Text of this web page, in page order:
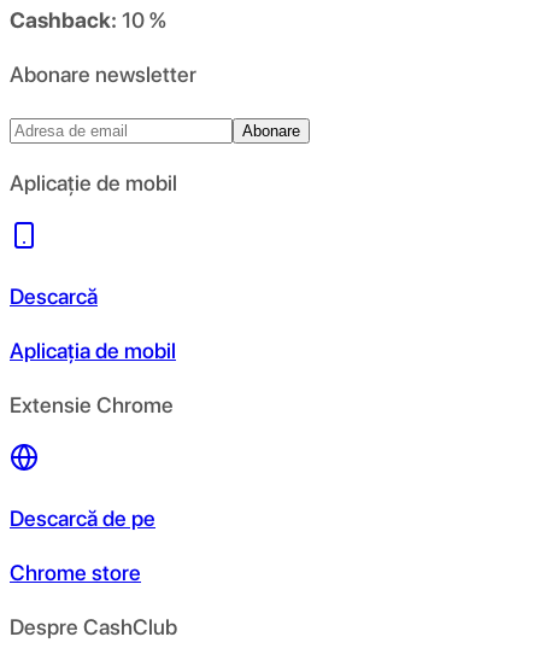
Cashback: 10 %
Abonare newsletter
Abonare
Aplicație de mobil
Descarcă
Aplicația de mobil
Extensie Chrome
Descarcă de pe
Chrome store
Despre CashClub